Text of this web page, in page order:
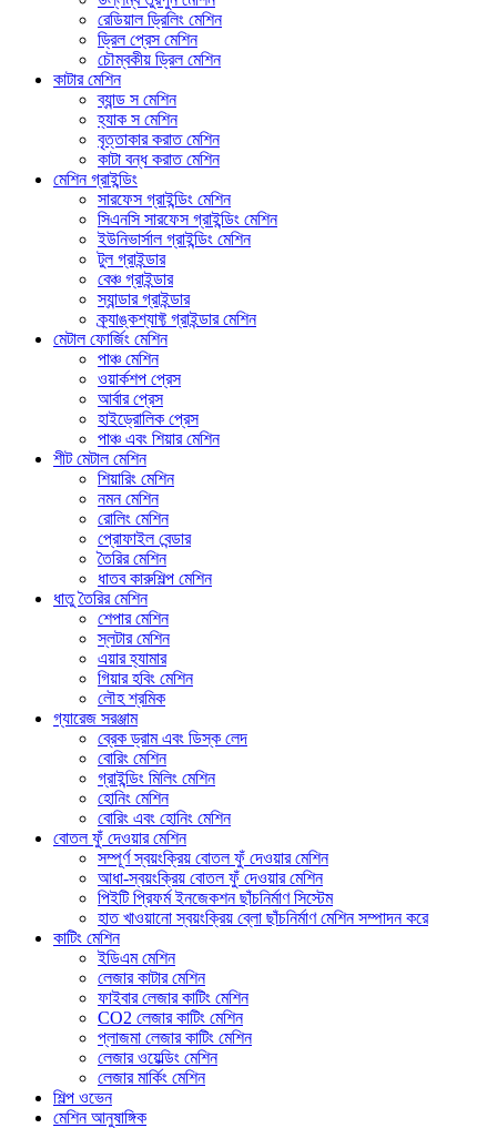
রেডিয়াল ড্রিলিং মেশিন
ড্রিল প্রেস মেশিন
চৌম্বকীয় ড্রিল মেশিন
কাটার মেশিন
ব্যান্ড স মেশিন
হ্যাক স মেশিন
বৃত্তাকার করাত মেশিন
কাটা বন্ধ করাত মেশিন
মেশিন গ্রাইন্ডিং
সারফেস গ্রাইন্ডিং মেশিন
সিএনসি সারফেস গ্রাইন্ডিং মেশিন
ইউনিভার্সাল গ্রাইন্ডিং মেশিন
টুল গ্রাইন্ডার
বেঞ্চ গ্রাইন্ডার
স্যান্ডার গ্রাইন্ডার
ক্র্যাঙ্কশ্যাফ্ট গ্রাইন্ডার মেশিন
মেটাল ফোর্জিং মেশিন
পাঞ্চ মেশিন
ওয়ার্কশপ প্রেস
আর্বার প্রেস
হাইড্রোলিক প্রেস
পাঞ্চ এবং শিয়ার মেশিন
শীট মেটাল মেশিন
শিয়ারিং মেশিন
নমন মেশিন
রোলিং মেশিন
প্রোফাইল বেন্ডার
তৈরির মেশিন
ধাতব কারুশিল্প মেশিন
ধাতু তৈরির মেশিন
শেপার মেশিন
স্লটার মেশিন
এয়ার হ্যামার
গিয়ার হবিং মেশিন
লৌহ শ্রমিক
গ্যারেজ সরঞ্জাম
ব্রেক ড্রাম এবং ডিস্ক লেদ
বোরিং মেশিন
গ্রাইন্ডিং মিলিং মেশিন
হোনিং মেশিন
বোরিং এবং হোনিং মেশিন
বোতল ফুঁ দেওয়ার মেশিন
সম্পূর্ণ স্বয়ংক্রিয় বোতল ফুঁ দেওয়ার মেশিন
আধা-স্বয়ংক্রিয় বোতল ফুঁ দেওয়ার মেশিন
পিইটি প্রিফর্ম ইনজেকশন ছাঁচনির্মাণ সিস্টেম
হাত খাওয়ানো স্বয়ংক্রিয় ব্লো ছাঁচনির্মাণ মেশিন সম্পাদন করে
কাটিং মেশিন
ইডিএম মেশিন
লেজার কাটার মেশিন
ফাইবার লেজার কাটিং মেশিন
CO2 লেজার কাটিং মেশিন
প্লাজমা লেজার কাটিং মেশিন
লেজার ওয়েল্ডিং মেশিন
লেজার মার্কিং মেশিন
শিল্প ওভেন
মেশিন আনুষাঙ্গিক